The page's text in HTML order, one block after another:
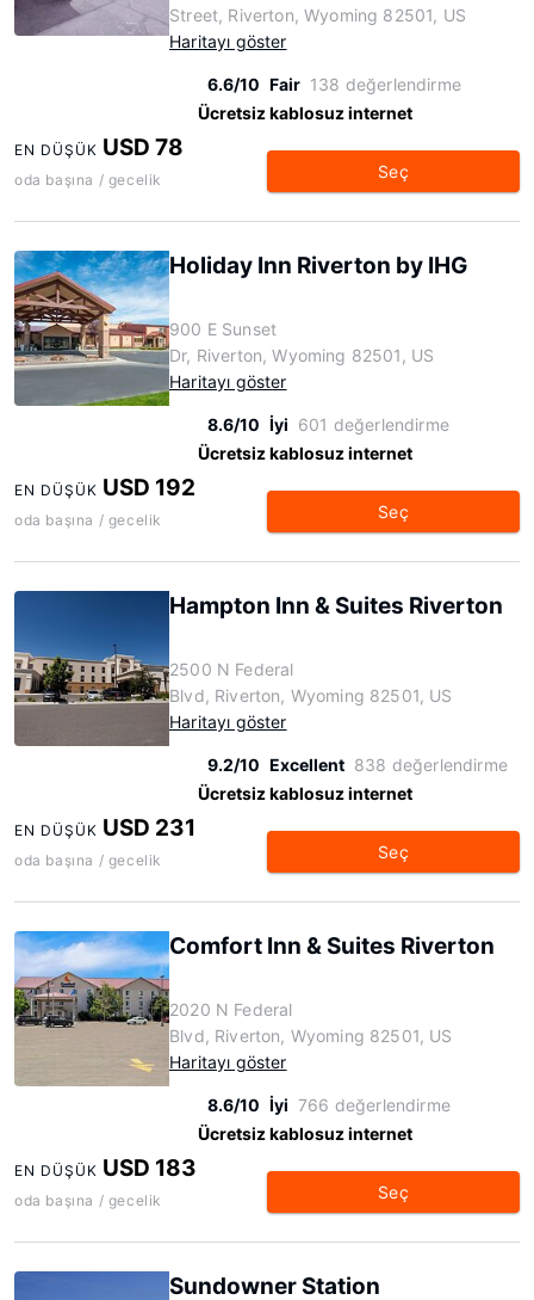
Street, Riverton, Wyoming 82501, US
Haritayı göster
6.6/10 Fair 138 değerlendirme
Ücretsiz kablosuz internet
EN DÜŞÜK USD 78
oda başına / gecelik Seç
Holiday Inn Riverton by IHG
900 E Sunset
Dr, Riverton, Wyoming 82501, US
Haritayı göster
8.6/10 İyi 601 değerlendirme
Ücretsiz kablosuz internet
EN DÜŞÜK USD 192
oda başına / gecelik Seç
Hampton Inn & Suites Riverton
2500 N Federal
Blvd, Riverton, Wyoming 82501, US
Haritayı göster
9.2/10 Excellent 838 değerlendirme
Ücretsiz kablosuz internet
EN DÜŞÜK USD 231
oda başına / gecelik Seç
Comfort Inn & Suites Riverton
2020 N Federal
Blvd, Riverton, Wyoming 82501, US
Haritayı göster
8.6/10 İyi 766 değerlendirme
Ücretsiz kablosuz internet
EN DÜŞÜK USD 183
oda başına / gecelik Seç
Sundowner Station